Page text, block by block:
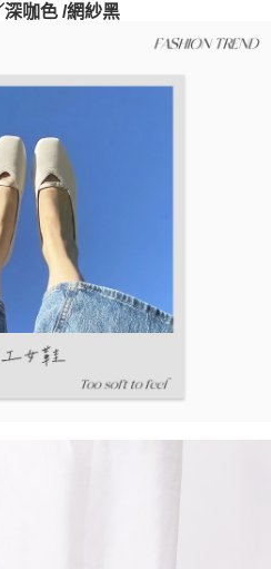
等相關疑問，請聯繫「AFTEE先享後付
人資料，並將交易相關給付款項請求債
以下網址：
代理人或監護人之同意方可使用
辦者引起之損失，本公司不負相關責
依據個別帳號之用戶狀況，依本公司即
額度不足之情形，本公司將視審查結果
人資訊註冊。若發現惡意使用之情形，
用戶之使用額度並採取法律行動。
咖色 /網紗黑